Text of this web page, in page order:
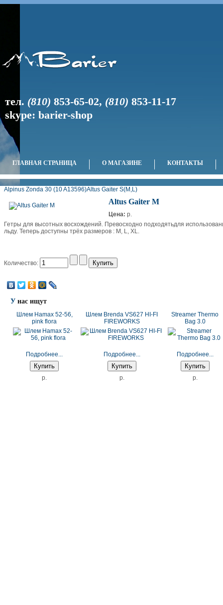
тел. (810) 853-65-02, (810) 853-11-17
skype: barier-shop
ГЛАВНАЯ СТРАНИЦА О МАГАЗИНЕ КОНТАКТЫ
Alpinus Zonda 30 (10 A13596)Altus Gaiter S(M,L)
Altus Gaiter M
Цена: p.
Гетры для высотных восхождений. Превосходно подходятьдля
льду. Теперь доступны трёх размеров : M, L, XL.
Количество:
У нас ищут
Шлем Hamax 52-56,
pink flora
Подробнее...
p.
Шлем Brenda VS627 HI-FI
FIREWORKS
Подробнее...
p.
Streamer Thermo
Bag 3.0
Подробнее...
p.